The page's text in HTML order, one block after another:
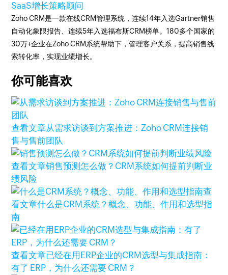
SaaS增长策略顾问
Zoho CRM是一款在线CRM管理系统，连续14年入选Gartner销售
自动化象限报告、连续5年入选福布斯CRM榜单。180多个国家的
30万+企业在Zoho CRM系统帮助下，管理客户关系，提高销售线
索转化率，实现业绩增长。
你可能喜欢
查看文章从需求访谈到方案推进：Zoho CRM连接销
售与售前团队
查看文章销售预测怎么做？CRM系统如何提前判断业
绩风险
查
看文章什么是CRM系统？概念、功能、作用和选型指
南
查看文章已经在用ERP企业的CRM选型与集成指南：
有了 ERP，为什么还需要 CRM？